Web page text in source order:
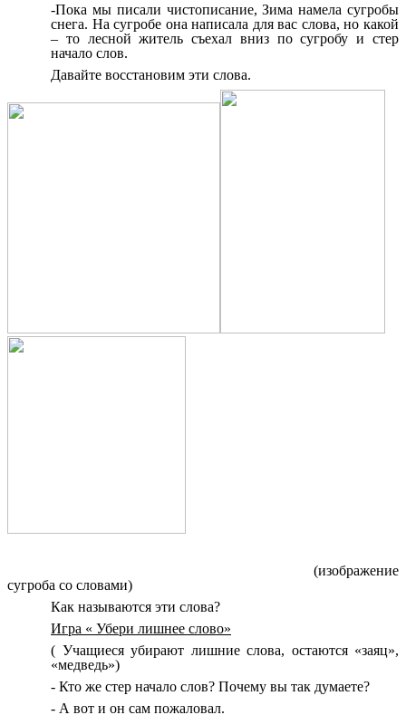
-Пока мы писали чистописание, Зима намела сугробы
снега. На сугробе она написала для вас слова, но какой
– то лесной житель съехал вниз по сугробу и стер
начало слов.
Давайте восстановим эти слова.
(изображение
сугроба со словами)
Как называются эти слова?
Игра « Убери лишнее слово»
( Учащиеся убирают лишние слова, остаются «заяц»,
«медведь»)
- Кто же стер начало слов? Почему вы так думаете?
- А вот и он сам пожаловал.